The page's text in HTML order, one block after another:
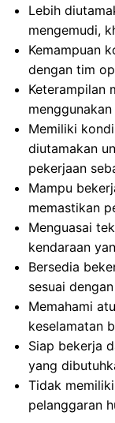
Lebih
mengemudi,
Kemampuan
dengan tim
Keterampilan
Memiliki
diutamakan
pekerjaan
Mampu
memastikan
Menguasai
kendaraan
Bersedia
sesuai
Memahami
keselamatan
Siap bekerja
yang
Tidak
pelanggaran